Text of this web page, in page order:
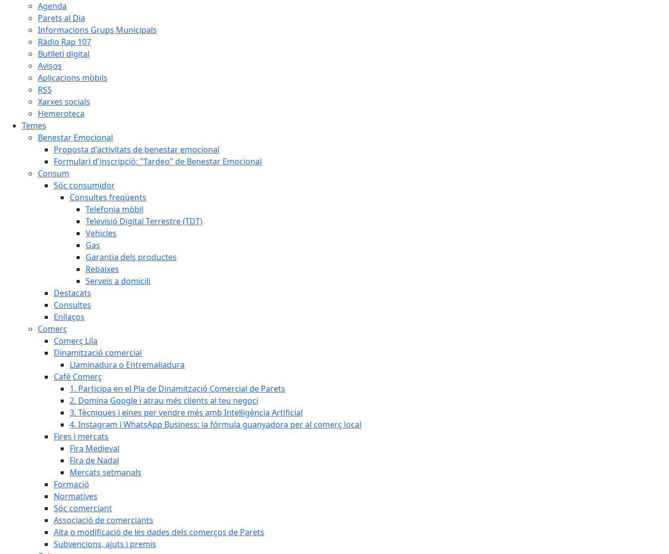
Agenda
Parets al Dia
Informacions Grups Municipals
Ràdio Rap 107
Butlletí digital
Avisos
Aplicacions mòbils
RSS
Xarxes socials
Hemeroteca
Temes
Benestar Emocional
Proposta d'activitats de benestar emocional
Formulari d'inscripció: "Tardeo" de Benestar Emocional
Consum
Sóc consumidor
Consultes freqüents
Telefonia mòbil
Televisió Digital Terrestre (TDT)
Vehicles
Gas
Garantia dels productes
Rebaixes
Serveis a domicili
Destacats
Consultes
Enllaços
Comerç
Comerç Lila
Dinamització comercial
Llaminadura o Entremaliadura
Cafè Comerç
1. Participa en el Pla de Dinamització Comercial de Parets
2. Domina Google i atrau més clients al teu negoci
3. Tècniques i eines per vendre més amb Intel·ligència Artificial
4. Instagram i WhatsApp Business: la fórmula guanyadora per al comerç local
Fires i mercats
Fira Medieval
Fira de Nadal
Mercats setmanals
Formació
Normatives
Sóc comerciant
Associació de comerciants
Alta o modificació de les dades dels comerços de Parets
Subvencions, ajuts i premis